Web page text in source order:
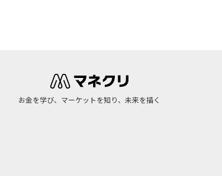
お金を学び、マーケットを知り、未来を描く